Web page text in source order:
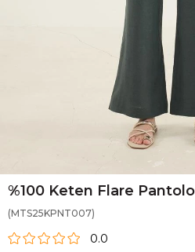
%100 Keten Flare
(MTS25KPNT007)
0.0